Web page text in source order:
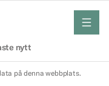
nytt
meny
på denna webbplats.